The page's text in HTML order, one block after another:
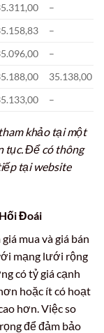
–
–
–
35.138,00
–
khảo tại một
tục. Để có thông
tại website
Đoái
mua và giá bán
mạng lưới rộng
có tỷ giá cạnh
hoặc ít có hoạt
hơn. Việc so
để đảm bảo